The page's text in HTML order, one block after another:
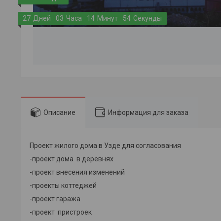
27 Дней 03 Часа 1 4 Минут 54 Секунды
Описание Информация для заказа
Проект жилого дома в Узде для согласования
-проект дома в деревнях
-проект внесения изменений
-проекты коттеджей
-проект гаража
-проект пристроек